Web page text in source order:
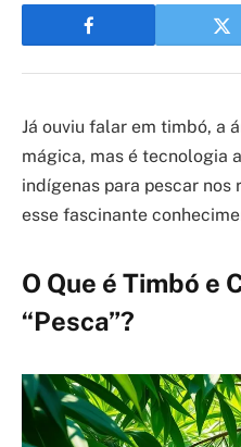
Já ouviu falar em timbó, a
mágica, mas é tecnologia
indígenas para pescar nos
esse fascinante
O Que é Timbó e
“Pesca”?